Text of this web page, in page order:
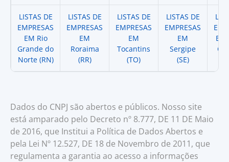
LISTAS DE
EMPRESAS
EM Rio
Grande do
Norte (RN)
LISTAS DE
EMPRESAS
EM
Roraima
(RR)
LISTAS DE
EMPRESAS
EM
Tocantins
(TO)
LISTAS DE
EMPRESAS
EM
Sergipe
(SE)
EM
Dados do CNPJ são abertos e públicos. Nosso site
está amparado pelo Decreto nº 8.777, DE 11 DE Maio
de 2016, que Institui a Política de Dados Abertos e
pela Lei Nº 12.527, DE 18 de Novembro de 2011, que
regulamenta a garantia ao acesso a informações